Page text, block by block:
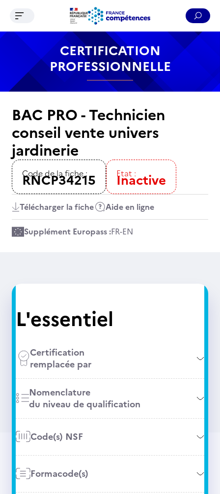
Contenu Recherche Menu Pied de page
Ouvrir le menu de navigation
CERTIFICATION
PROFESSIONNELLE
BAC PRO - Technicien
conseil vente univers
jardinerie
Code de la fiche :
RNCP34215 Etat :
Inactive
Télécharger la fiche Aide en ligne
Supplément Europass :FR-EN
L'essentiel
Certification
remplacée par
Nomenclature
du niveau de qualification
Code(s) NSF
Formacode(s)